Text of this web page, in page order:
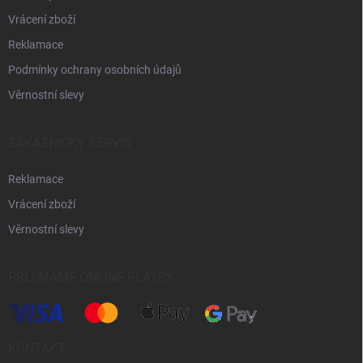
Vrácení zboží
Reklamace
Podmínky ochrany osobních údajů
Věrnostní slevy
Reklamace
Vrácení zboží
Věrnostní slevy